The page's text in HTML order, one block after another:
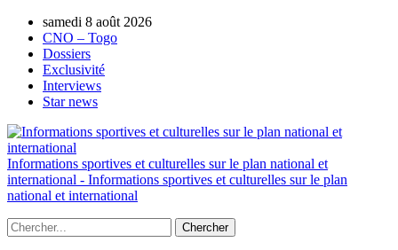
samedi 8 août 2026
CNO – Togo
Dossiers
Exclusivité
Interviews
Star news
Informations sportives et culturelles sur le plan national et
international - Informations sportives et culturelles sur le plan
national et international
AUTORISATION DE LA HAAC N°0134/